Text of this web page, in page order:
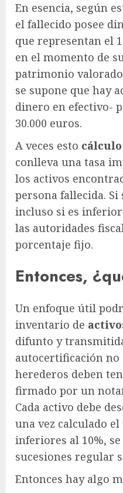
En esencia, según
el fallecido posee
que representan el
en el momento de
patrimonio valorado
se supone que hay
dinero en efectivo-
30.000 euros.
A veces esto
conlleva una tasa
los activos
persona fallecida.
incluso si es
las autoridades
porcentaje fijo.
Entonces,
Un enfoque útil
inventario de
difunto y
autocertificación no
herederos deben
firmado por un
Cada activo debe
una vez calculado
inferiores al 10%,
sucesiones regular
Entonces hay algo